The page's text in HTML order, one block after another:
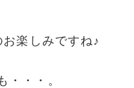
楽しみですね♪
・・。